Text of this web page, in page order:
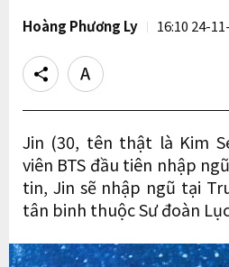
Hoàng Phương Ly 16:10 24-
Share
Text
size
Jin (30, tên thật là Kim
viên BTS đầu tiên nhập
tin, Jin sẽ nhập ngũ tại
tân binh thuộc Sư đoàn